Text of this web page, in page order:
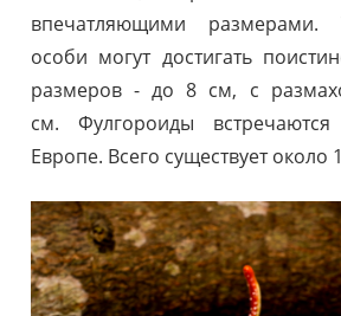
впечатляющими размерами.
особи могут достигать
размеров - до 8 см, с
см. Фулгороиды
Европе. Всего существует около